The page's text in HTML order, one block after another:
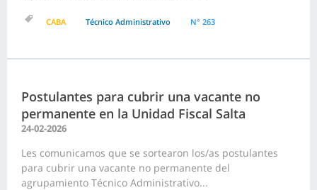
CABA Técnico Administrativo N° 263
Postulantes para cubrir una vacante no
permanente en la Unidad Fiscal Salta
24-02-2026
Les comunicamos que se sortearon los/as postulantes
para cubrir una vacante no permanente del
agrupamiento Técnico Administrativo...